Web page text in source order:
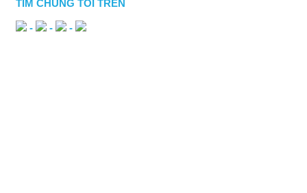
TÌM CHÚNG TÔI TRÊN
- - -